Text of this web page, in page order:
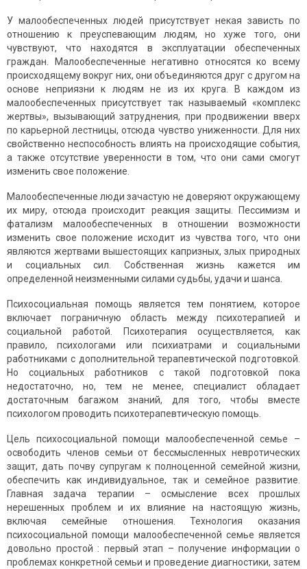
У малообеспеченных людей присутствует некая зависть по
отношению к преуспевающим людям, но хуже того, они
чувствуют, что находятся в эксплуатации обеспеченных
граждан. Малообеспеченные негативно относятся ко всему
происходящему вокруг них, они объединяются друг с другом на
основе неприязни к людям не из их круга. В каждом из
малообеспеченных присутствует так называемый «комплекс
жертвы», вызывающий затруднения, при продвижении вверх
по карьерной лестницы, отсюда чувство униженности. Для них
свойственно неспособность влиять на происходящие события,
а также отсутствие уверенности в том, что они сами смогут
изменить свое положение.
Малообеспеченные люди зачастую не доверяют окружающему
их миру, отсюда происходит реакция защиты. Пессимизм и
фатализм малообеспеченных в отношении возможности
изменить свое положение исходит из чувства того, что они
являются жертвами вышестоящих капризных, злых природных
и социальных сил. Собственная жизнь кажется им
определенной неизменными силами судьбы, удачи и шанса.
Психосоциальная помощь является тем понятием, которое
включает пограничную область между психотерапией и
социальной работой. Психотерапия осуществляется, как
правило, психологами или психиатрами и социальными
работниками с дополнительной терапевтической подготовкой.
Но социальных работников с такой подготовкой пока
недостаточно, но, тем не менее, специалист обладает
достаточным багажом знаний, для того, чтобы вместе
психологом проводить психотерапевтическую помощь.
Цель психосоциальной помощи малообеспеченной семье –
освободить членов семьи от бессмысленных невротических
защит, дать почву супругам к полноценной семейной жизни,
обеспечить как индивидуальное, так и семейное развитие.
Главная задача терапии – осмысление всех прошлых
нерешенных проблем и их влияние на настоящую жизнь,
включая семейные отношения. Технология оказания
психосоциальной помощи малообеспеченной семье является
довольно простой : первый этап – получение информации о
проблемах конкретной семьи и проведение диагностики, затем